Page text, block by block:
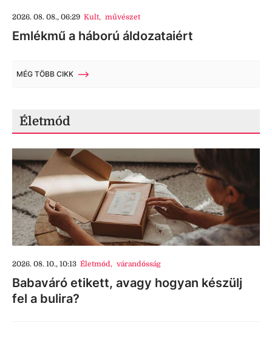
2026. 08. 08., 06:29 Kult, művészet
Emlékmű a háború áldozataiért
MÉG TÖBB CIKK
Életmód
2026. 08. 10., 10:13 Életmód, várandósság
Babaváró etikett, avagy hogyan készülj
fel a bulira?